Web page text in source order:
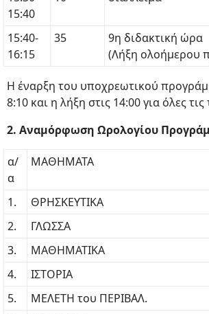
15:40
15:40-
16:15
35
9η διδακτική ώρα
(Λήξη ολοήμερου
Η έναρξη του υποχρεωτικού
8:10 και η λήξη στις 14:00 για όλες τις
2. Αναμόρφωση Ωρολογίου
α/
α
ΜΑΘΗΜΑΤΑ
1. ΘΡΗΣΚΕΥΤΙΚΑ
2.
ΓΛΩΣΣΑ
3.
ΜΑΘΗΜΑΤΙΚΑ
4.
ΙΣΤΟΡΙΑ
5.
ΜΕΛΕΤΗ του ΠΕΡΙΒΑΛ.